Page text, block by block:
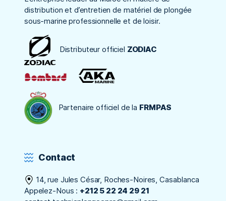
distribution et d’entretien de matériel de plongée
sous-marine professionnelle et de loisir.
Distributeur officiel ZODIAC
Partenaire officiel de la FRMPAS
Contact
14, rue Jules César, Roches-Noires, Casablanca
Appelez-Nous : +212 5 22 24 29 21